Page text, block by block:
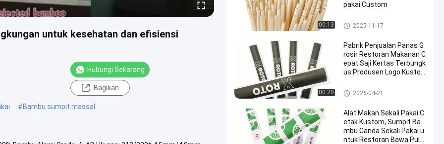
untuk kesehatan dan efisiensi
Hubungi Sekarang
Bagikan
#Bambu sumpit massal
00:13
pakai Custom
Tongkat makan bambu khusu
s
2025-11-17
00:20
Pabrik Penjualan Panas G
rosir Restoran Makanan C
epat Saji Kertas Terbungk
us Produsen Logo Kusto
kali Pakai Kembar Sumpit
Bambu dengan Lengan Ku
Tongkat makan yang dibungk
us secara individual
2026-04-21
Alat Makan Sekali Pakai C
etak Kustom, Sumpit Ba
mbu Ganda Sekali Pakai u
ntuk Restoran Bawa Pula